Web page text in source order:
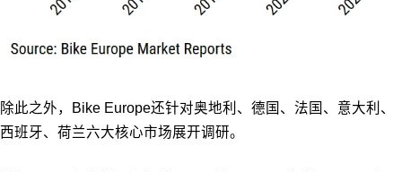
除此之外，Bike Europe还针对奥地利、德国、法国、意大利、
西班牙、荷兰六大核心市场展开调研。